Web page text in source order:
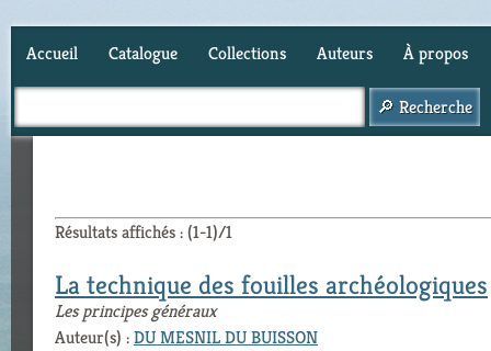
Accueil Catalogue Collections Auteurs À propos
Résultats affichés : (1-1)/1
La technique des fouilles archéologiques
Les principes généraux
Auteur(s) :DU MESNIL DU BUISSON